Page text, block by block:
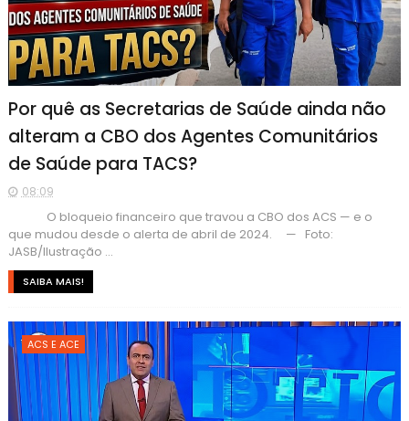
Por quê as Secretarias de Saúde ainda não
alteram a CBO dos Agentes Comunitários
de Saúde para TACS?
08:09
O bloqueio financeiro que travou a CBO dos ACS — e o
que mudou desde o alerta de abril de 2024. — Foto:
JASB/Ilustração ...
SAIBA MAIS!
ACS E ACE